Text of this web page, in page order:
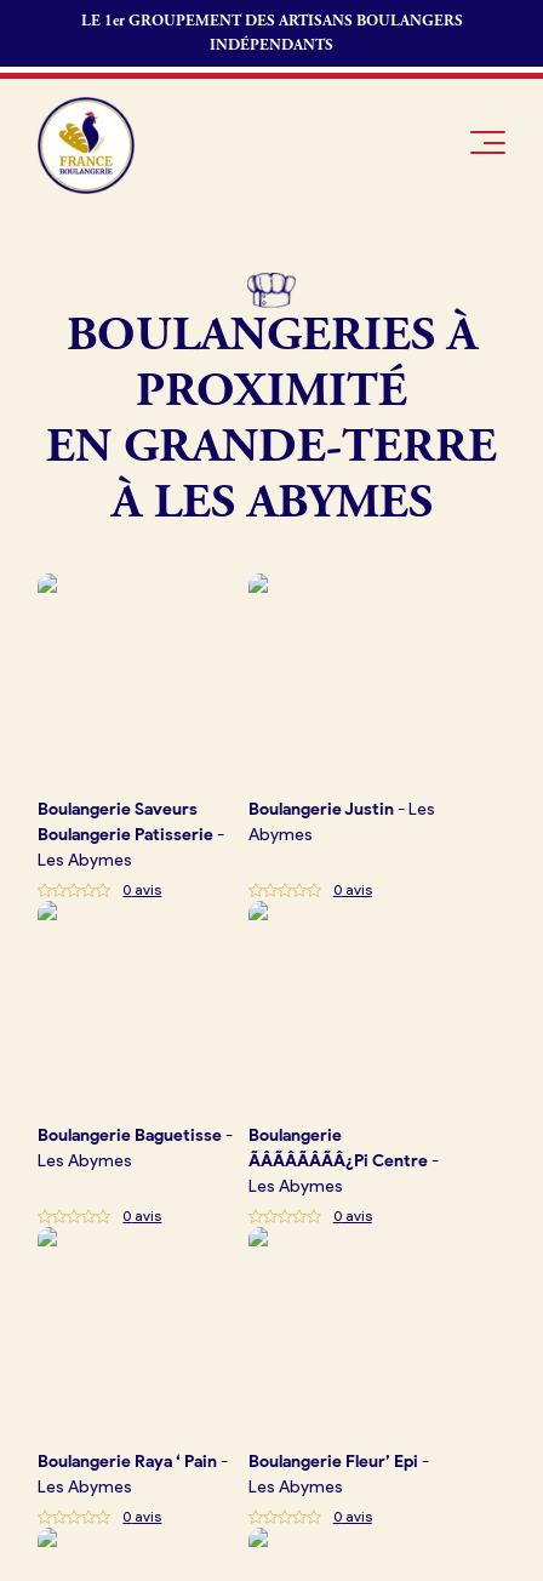
LE 1er GROUPEMENT DES ARTISANS BOULANGERS
INDÉPENDANTS
Je suis
Je découvre
Boulangerie
Pourquoi
adhérer à
Offres
d’emploi
Fonds de
Actualités
Je suis
Je crée mon compte Connexion
BOULANGERIES À
PROXIMITÉ
EN GRANDE-TERRE
À LES ABYMES
BoulangerieSaveurs
Boulangerie Patisserie-
Les Abymes
0 avis
BoulangerieJustin-Les
Abymes
0avis
Boulangerie Baguetisse-
Les Abymes
0 avis
Boulangerie
ÃÂÃÂÃÂÃÂ¿Pi Centre-
Les Abymes
0avis
Boulangerie Raya ‘ Pain-
Les Abymes
0 avis
Boulangerie Fleur’ Epi -
Les Abymes
0avis